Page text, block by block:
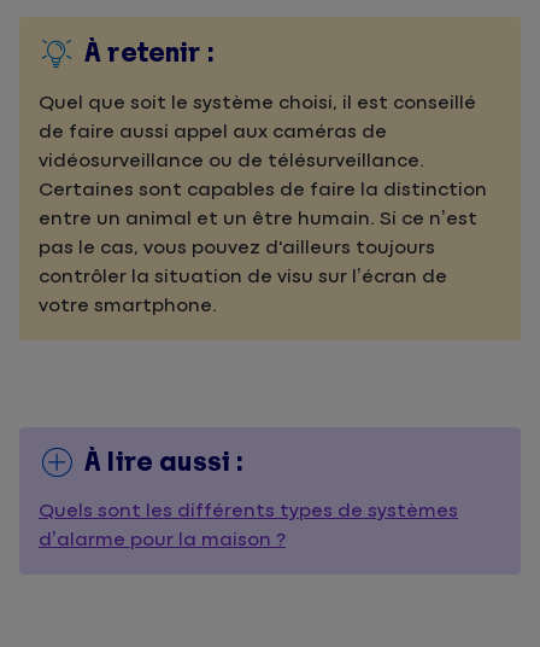
À retenir :
Quel que soit le système choisi, il est conseillé
de faire aussi appel aux caméras de
vidéosurveillance ou de télésurveillance.
Certaines sont capables de faire la distinction
entre un animal et un être humain. Si ce n’est
pas le cas, vous pouvez d'ailleurs toujours
contrôler la situation de visu sur l’écran de
votre smartphone.
À lire aussi :
Quels sont les différents types de systèmes
d’alarme pour la maison ?